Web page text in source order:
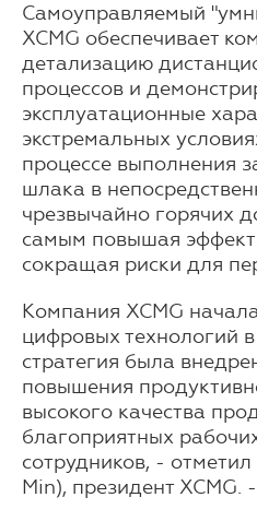
Самоуправляемый
XCMG обеспечивает
детализацию
процессов и
эксплуатационные
экстремальных
процессе выполнения
шлака в
чрезвычайно горячих
самым повышая
сокращая риски для
Компания XCMG
цифровых технологий
стратегия была
повышения
высокого качества
благоприятных
сотрудников, -
Min), президент XCMG. -